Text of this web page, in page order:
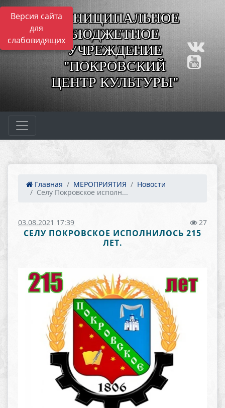
Версия сайта
для
слабовидящих
МУНИЦИПАЛЬНОЕ
БЮДЖЕТНОЕ
УЧРЕЖДЕНИЕ
"ПОКРОВСКИЙ
ЦЕНТР КУЛЬТУРЫ"
Главная МЕРОПРИЯТИЯ
Новости
Селу Покровское исполн...
03.08.2021 17:39 27
СЕЛУ ПОКРОВСКОЕ ИСПОЛНИЛОСЬ 215
ЛЕТ.